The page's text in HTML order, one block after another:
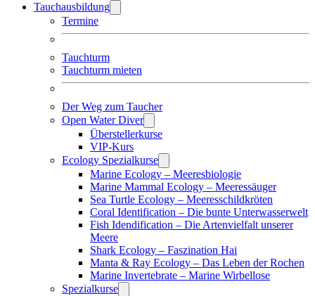
Tauchausbildung
Termine
Tauchturm
Tauchturm mieten
Der Weg zum Taucher
Open Water Diver
Überstellerkurse
VIP-Kurs
Ecology Spezialkurse
Marine Ecology – Meeresbiologie
Marine Mammal Ecology – Meeressäuger
Sea Turtle Ecology – Meeresschildkröten
Coral Identification – Die bunte Unterwasserwelt
Fish Idendification – Die Artenvielfalt unserer
Meere
Shark Ecology – Faszination Hai
Manta & Ray Ecology – Das Leben der Rochen
Marine Invertebrate – Marine Wirbellose
Spezialkurse